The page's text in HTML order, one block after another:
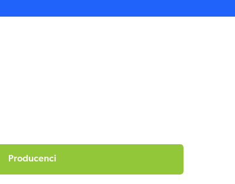
Producenci